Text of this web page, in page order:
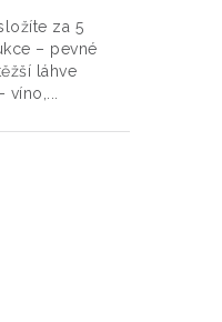
za 5
– pevné
láhve